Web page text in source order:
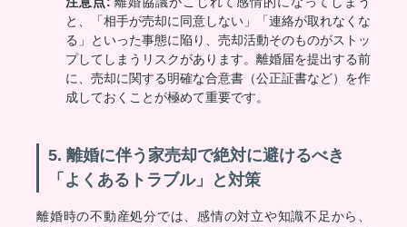
と、「相手が売却に同意しない」「連絡が取れなくな
る」といった事態に陥り、売却活動そのものがストッ
プしてしまうリスクがあります。離婚届を提出する前
に、売却に関する明確な合意書（公正証書など）を作
成しておくことが極めて重要です。
5. 離婚に伴う家売却で絶対に避けるべき
「よくあるトラブル」と対策
離婚時の不動産処分では、感情の対立や知識不足から、